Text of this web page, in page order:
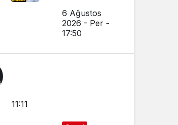
Tehlikeyi
Önledi
6 Ağustos
2026 - Per -
17:50
11:11